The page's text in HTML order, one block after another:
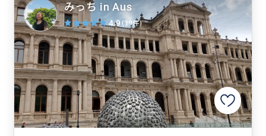
みっち in Aus
4.9 (19件)